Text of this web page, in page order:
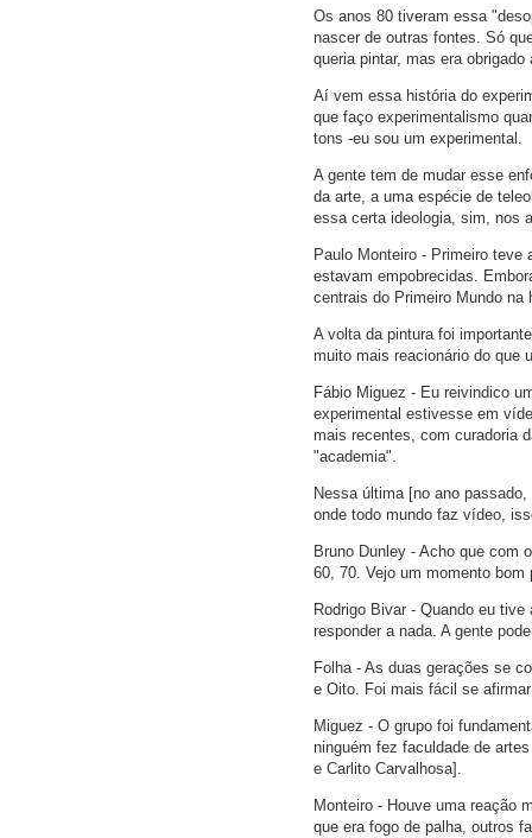
Os anos 80 tiveram essa
nascer de outras fontes. Só
queria pintar, mas era obrigado
Aí vem essa história do
que faço experimentalismo
tons -eu sou um experimental.
A gente tem de mudar esse
da arte, a uma espécie de
essa certa ideologia, sim, nos
Paulo Monteiro - Primeiro teve
estavam empobrecidas.
centrais do Primeiro Mundo
A volta da pintura foi
muito mais reacionário do que
Fábio Miguez - Eu reivindico
experimental estivesse em
mais recentes, com curadoria
"academia".
Nessa última [no ano
onde todo mundo faz vídeo,
Bruno Dunley - Acho que com
60, 70. Vejo um momento
Rodrigo Bivar - Quando eu
responder a nada. A gente
Folha - As duas gerações se
e Oito. Foi mais fácil se
Miguez - O grupo foi
ninguém fez faculdade de
e Carlito Carvalhosa].
Monteiro - Houve uma reação
que era fogo de palha, outros